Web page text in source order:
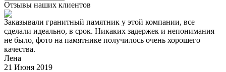
Отзывы наших клиентов
Заказывали гранитный памятник у этой компании, все
сделали идеально, в срок. Никаких задержек и непонимания
не было, фото на памятнике получилось очень хорошего
качества.
Лена
21 Июня 2019